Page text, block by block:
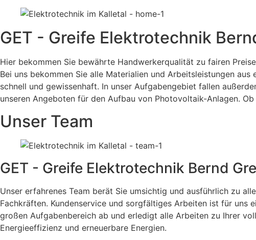
GET - Greife Elektrotechnik
Hier bekommen Sie bewährte Handwerkerqualität zu fairen
Bei uns bekommen Sie alle Materialien und Arbeitsleistungen
schnell und gewissenhaft. In unser Aufgabengebiet fallen
unseren Angeboten für den Aufbau von Photovoltaik-Anlagen.
Unser Team
GET - Greife Elektrotechnik Bernd
Unser erfahrenes Team berät Sie umsichtig und ausführlich zu
Fachkräften. Kundenservice und sorgfältiges Arbeiten ist für uns
großen Aufgabenbereich ab und erledigt alle Arbeiten zu Ihrer
Energieeffizienz und erneuerbare Energien.